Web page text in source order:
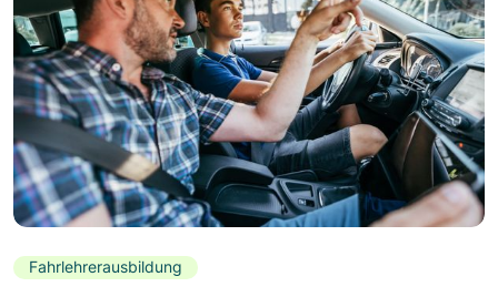
Fahrlehrerausbildung